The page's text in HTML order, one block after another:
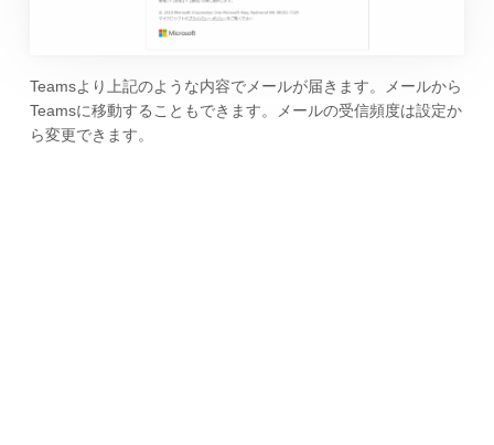
Teamsより上記のような内容でメールが届きます。メールから
Teamsに移動することもできます。メールの受信頻度は設定か
ら変更できます。